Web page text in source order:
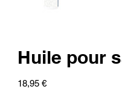
Huile pour
Prix
18,95 €